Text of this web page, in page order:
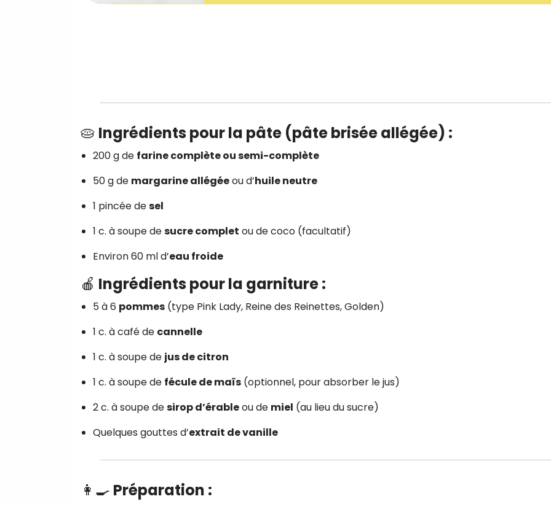
🥧 Ingrédients pour la pâte (pâte brisée allégée) :
200 g de farine complète ou semi-complète
50 g de margarine allégéeou d’huile neutre
1 pincée desel
1 c. à soupe desucre complet ou de coco (facultatif)
Environ 60 ml d’eau froide
🍎 Ingrédients pour la garniture:
5 à 6 pommes (type Pink Lady, Reine des Reinettes, Golden)
1 c. à café de cannelle
1 c. à soupe de jus de citron
1 c. à soupe de fécule de maïs (optionnel, pour absorber le jus)
2 c. à soupe desirop d’érableou de miel (au lieu du sucre)
Quelques gouttes d’extrait de vanille
👩‍🍳 Préparation :
CROQ.